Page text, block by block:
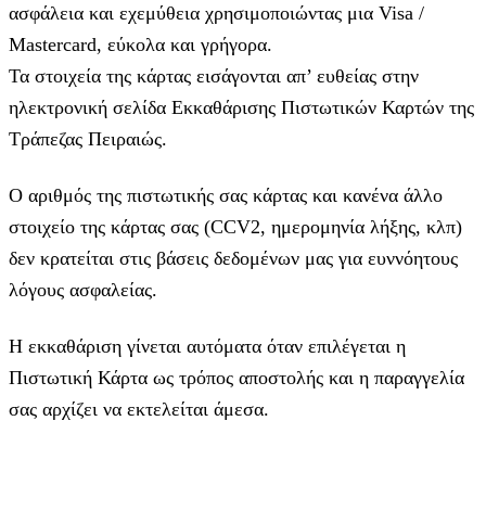
ασφάλεια και εχεμύθεια χρησιμοποιώντας μια Visa /
Mastercard, εύκολα και γρήγορα.
Τα στοιχεία της κάρτας εισάγoνται απ’ ευθείας στην
ηλεκτρονική σελίδα Εκκαθάρισης Πιστωτικών Καρτών της
Τράπεζας Πειραιώς.
Ο αριθμός της πιστωτικής σας κάρτας και κανένα άλλο
στοιχείο της κάρτας σας (CCV2, ημερομηνία λήξης, κλπ)
δεν κρατείται στις βάσεις δεδομένων μας για ευννόητους
λόγους ασφαλείας.
Η εκκαθάριση γίνεται αυτόματα όταν επιλέγεται η
Πιστωτική Κάρτα ως τρόπος αποστολής και η παραγγελία
σας αρχίζει να εκτελείται άμεσα.